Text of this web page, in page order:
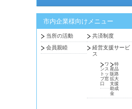
市内企業様向けメニュー
当所の活動 共済制度
会員親睦
経営支援サービ
ス
ワ
ンス
トッ
プ窓
口
特
産品
販路
拡大
支援
助成
金